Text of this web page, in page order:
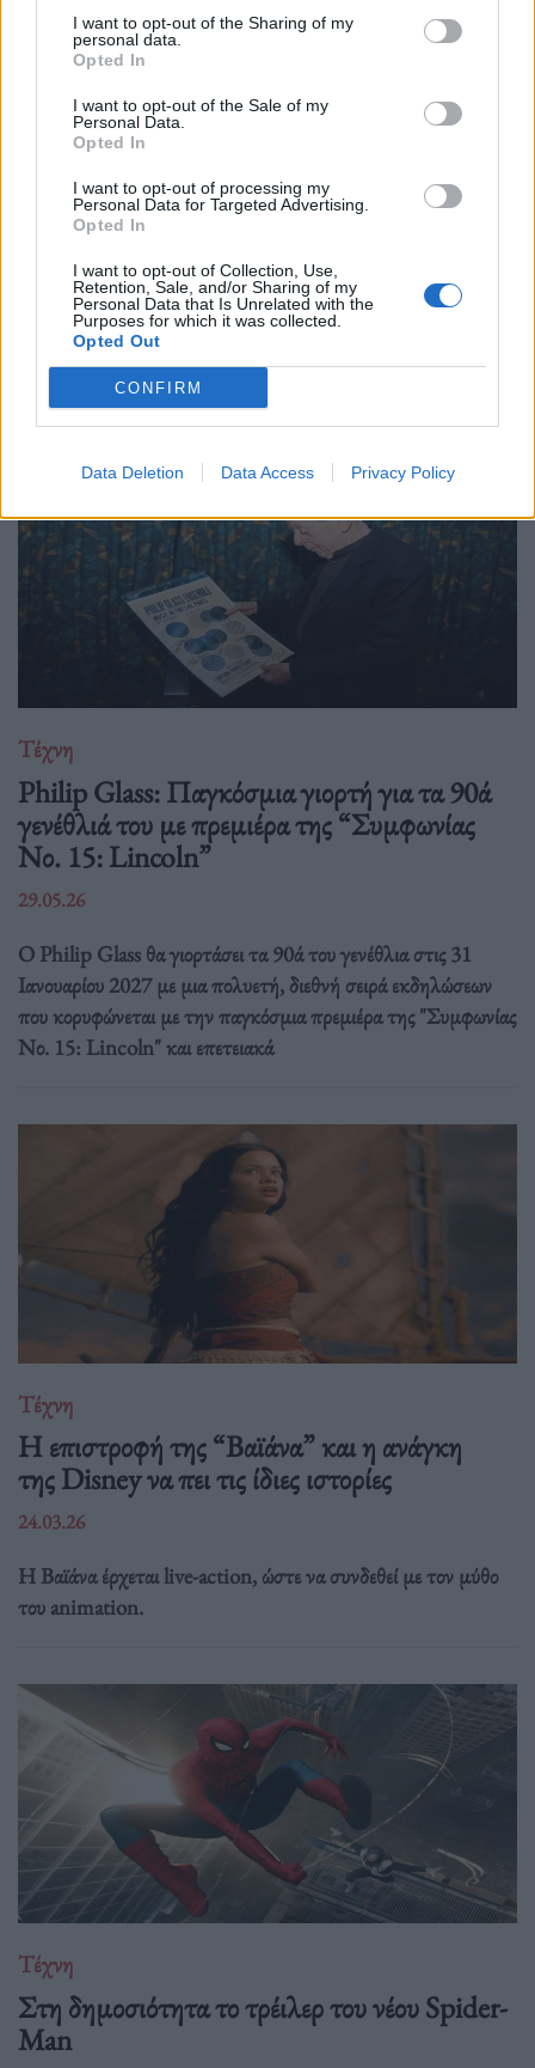
I want to opt-out of the Sharing of my
personal data.
Opted In
I want to opt-out of the Sale of my
Personal Data.
Opted In
I want to opt-out of processing my
Personal Data for Targeted Advertising.
Opted In
I want to opt-out of Collection, Use,
Retention, Sale, and/or Sharing of my
Personal Data that Is Unrelated with the
Purposes for which it was collected.
Opted Out
CONFIRM
Data Deletion Data Access Privacy Policy
Το Disney δίνει teaser για το documentary
“Don’t Look Back in Anger” των Oasis
07.07.26
Το "Don’t Look Back in Anger" καταγράφει την επανένωση
των Oasis και την sold-out περιοδεία “Oasis Live
Τέχνη
Philip Glass: Παγκόσμια γιορτή για τα 90ά
γενέθλιά του με πρεμιέρα της “Συμφωνίας
Νο. 15: Lincoln”
29.05.26
Ο Philip Glass θα γιορτάσει τα 90ά του γενέθλια στις 31
Ιανουαρίου 2027 με μια πολυετή, διεθνή σειρά εκδηλώσεων
που κορυφώνεται με την παγκόσμια πρεμιέρα της "Συμφωνίας
Νο. 15: Lincoln" και επετειακά
Τέχνη
Η επιστροφή της “Βαϊάνα” και η ανάγκη
της Disney να πει τις ίδιες ιστορίες
24.03.26
Η Βαϊάνα έρχεται live-action, ώστε να συνδεθεί με τον μύθο
του animation.
Τέχνη
Στη δημοσιότητα το τρέιλερ του νέου Spider-
Man